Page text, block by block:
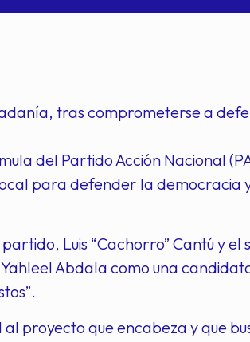
tras comprometerse a
del Partido Acción Nacional
para defender la democracia
Luis “Cachorro” Cantú y el
Abdala como una
proyecto que encabeza y que